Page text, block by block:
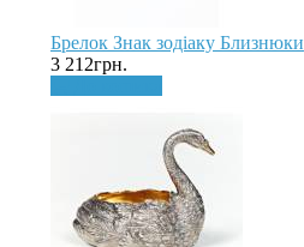
Брелок Знак зодіаку Близнюки
3 212грн.